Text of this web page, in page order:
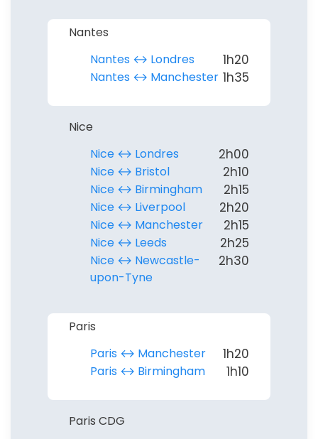
Nantes
Nantes ↔︎ Londres
1h20
Nantes ↔︎ Manchester 1h35
Nice
Nice ↔︎ Londres
2h00
Nice ↔︎ Bristol 2h10
Nice ↔︎ Birmingham 2h15
Nice ↔︎ Liverpool 2h20
Nice ↔︎ Manchester 2h15
Nice ↔︎ Leeds 2h25
Nice ↔︎ Newcastle-
upon-Tyne
2h30
Paris
Paris ↔︎ Manchester
1h20
Paris ↔︎ Birmingham 1h10
Paris CDG